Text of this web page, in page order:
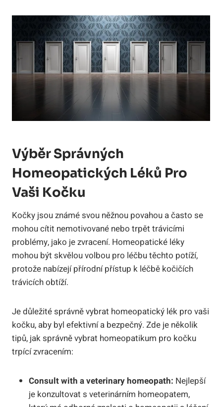
Výběr⁣ Správných
Homeopatických Léků Pro
‌vaši⁢ Kočku
Kočky jsou známé svou něžnou⁤ povahou a často se
mohou cítit nemotivované nebo trpět trávicími
problémy, jako je zvracení. ⁢Homeopatické léky
mohou být‌ skvělou volbou pro​ léčbu‌ těchto ⁢potíží,
protože ⁣nabízejí ‍přírodní přístup k⁢ léčbě kočičích
trávicích obtíží.
Je důležité správně vybrat homeopatický lék ⁢pro vaši
​kočku, aby ‌byl‌ efektivní ⁢a bezpečný. Zde je několik
⁢tipů, jak⁣ správně vybrat ⁢homeopatikum pro kočku
trpící zvracením:
Consult with a veterinary homeopath: Nejlepší
‌je⁤ konzultovat s veterinárním homeopatem,